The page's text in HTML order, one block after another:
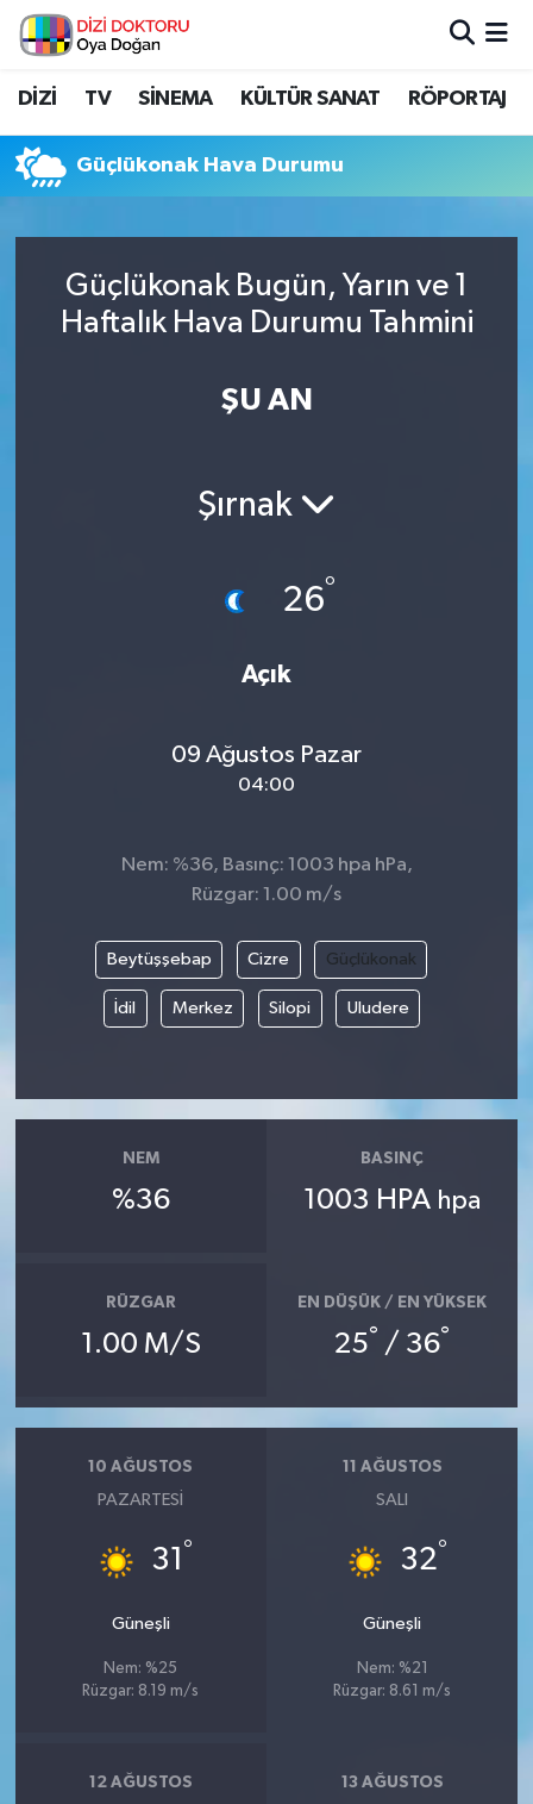
DİZİ TV SİNEMA KÜLTÜR SANAT RÖPORTAJ
Güçlükonak Hava Durumu
Güçlükonak Bugün, Yarın ve 1
Haftalık Hava Durumu Tahmini
ŞU AN
Şırnak
26°
Açık
09 Ağustos Pazar
04:00
Nem: %36, Basınç: 1003 hpa hPa,
Rüzgar: 1.00 m/s
Beytüşşebap Cizre Güçlükonak
İdil Merkez Silopi Uludere
NEM
%36
BASINÇ
1003 HPA hpa
RÜZGAR
1.00 M/S
EN DÜŞÜK / EN YÜKSEK
25° / 36°
10 AĞUSTOS
PAZARTESI
31 °
Güneşli
Nem: %25
Rüzgar: 8.19 m/s
11 AĞUSTOS
SALI
32°
Güneşli
Nem: %21
Rüzgar: 8.61 m/s
12 AĞUSTOS 13 AĞUSTOS
İstanbul Nöbetçi Eczaneler
İstanbul Trafik Yoğunluk Haritası
Süper Lig Puan Durumu ve Fikstür